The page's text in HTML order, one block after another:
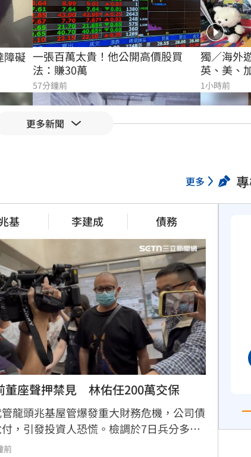
障礙 一張百萬太貴！他公開高價股買
法：賺30萬
57分鐘前
獨／海外
英、美、
1小時前
伊波拉失控！專家憂病毒恐已突變
1小時前
當年 連續2場安打！　林安可掃二壘打貢
獻1打點
1小時前
歐洲避暑
溫泉
1小時前
更多新聞
更多
基 李建成 債務
董座聲押禁見　林佑任200萬交保
龍頭兆基屋管爆發重大財務危機，公司債
，引發投資人恐慌。檢調於7日兵分多路
約談前董事長李建成及共同創辦人林佑任。
前